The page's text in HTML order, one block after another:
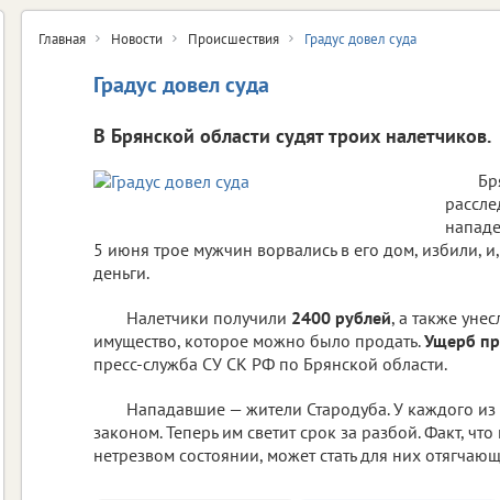
Главная Новости Происшествия Градус довел суда
Градус довел суда
В Брянской области судят троих налетчиков.
5 июня трое мужчин ворвались в его дом, избили,
деньги.
Налетчики получили 2400 рублей, а также
имущество, которое можно было продать.Ущерб
пресс-служба СУ СК РФ по Брянской области.
Нападавшие — жители Стародуба. У каждого
законом. Теперь им светит срок за разбой. Факт,
нетрезвом состоянии, может стать для них